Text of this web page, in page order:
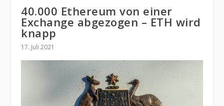
40.000 Ethereum von einer
Exchange abgezogen – ETH wird
knapp
17. Juli 2021